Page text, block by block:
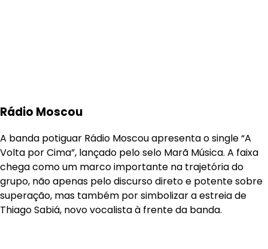
Rádio Moscou
A banda potiguar Rádio Moscou apresenta o single “A
Volta por Cima”, lançado pelo selo Marã Música. A faixa
chega como um marco importante na trajetória do
grupo, não apenas pelo discurso direto e potente sobre
superação, mas também por simbolizar a estreia de
Thiago Sabiá, novo vocalista à frente da banda.